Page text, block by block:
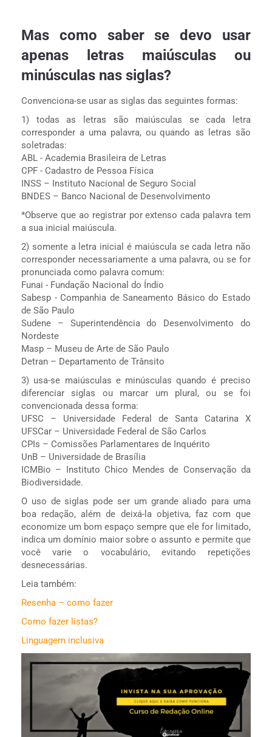
Mas como saber se devo usar
apenas letras maiúsculas ou
minúsculas nas siglas?
Convenciona-se usar as siglas das seguintes formas:
1) todas as letras são maiúsculas se cada letra
corresponder a uma palavra, ou quando as letras são
soletradas:
ABL - Academia Brasileira de Letras
CPF - Cadastro de Pessoa Física
INSS – Instituto Nacional de Seguro Social
BNDES – Banco Nacional de Desenvolvimento
*Observe que ao registrar por extenso cada palavra tem
a sua inicial maiúscula.
2) somente a letra inicial é maiúscula se cada letra não
corresponder necessariamente a uma palavra, ou se for
pronunciada como palavra comum:
Funai - Fundação Nacional do Índio
Sabesp - Companhia de Saneamento Básico do Estado
de São Paulo
Sudene – Superintendência do Desenvolvimento do
Nordeste
Masp – Museu de Arte de São Paulo
Detran – Departamento de Trânsito
3) usa-se maiúsculas e minúsculas quando é preciso
diferenciar siglas ou marcar um plural, ou se foi
convencionada dessa forma:
UFSC – Universidade Federal de Santa Catarina X
UFSCar – Universidade Federal de São Carlos
CPIs – Comissões Parlamentares de Inquérito
UnB – Universidade de Brasília
ICMBio – Instituto Chico Mendes de Conservação da
Biodiversidade.
O uso de siglas pode ser um grande aliado para uma
boa redação, além de deixá-la objetiva, faz com que
economize um bom espaço sempre que ele for limitado,
indica um domínio maior sobre o assunto e permite que
você varie o vocabulário, evitando repetições
desnecessárias.
Leia também:
Resenha – como fazer
Como fazer listas?
Linguagem inclusiva